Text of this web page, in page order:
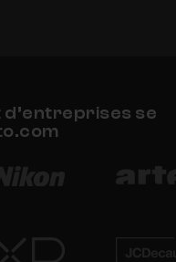
d’entreprises se